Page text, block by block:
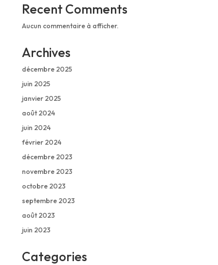
Recent Comments
Aucun commentaire à afficher.
Archives
décembre 2025
juin 2025
janvier 2025
août 2024
juin 2024
février 2024
décembre 2023
novembre 2023
octobre 2023
septembre 2023
août 2023
juin 2023
Categories